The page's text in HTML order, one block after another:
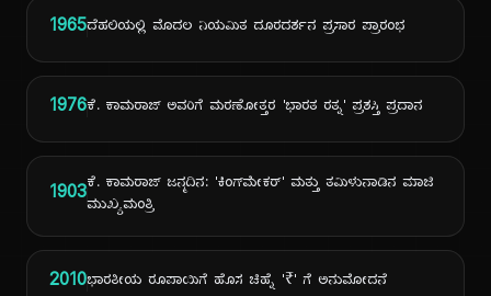
1965ದೆಹಲಿಯಲ್ಲಿ ಮೊದಲ ನಿಯಮಿತ ದೂರದರ್ಶನ ಪ್ರಸಾರ ಪ್ರಾರಂಭ
1976ಕೆ. ಕಾಮರಾಜ್ ಅವರಿಗೆ ಮರಣೋತ್ತರ 'ಭಾರತ ರತ್ನ' ಪ್ರಶಸ್ತಿ ಪ್ರದಾನ
1903ಕೆ. ಕಾಮರಾಜ್ ಜನ್ಮದಿನ: 'ಕಿಂಗ್‌ಮೇಕರ್' ಮತ್ತು ತಮಿಳುನಾಡಿನ ಮಾಜಿ
ಮುಖ್ಯಮಂತ್ರಿ
2010ಭಾರತೀಯ ರೂಪಾಯಿಗೆ ಹೊಸ ಚಿಹ್ನೆ '₹' ಗೆ ಅನುಮೋದನೆ